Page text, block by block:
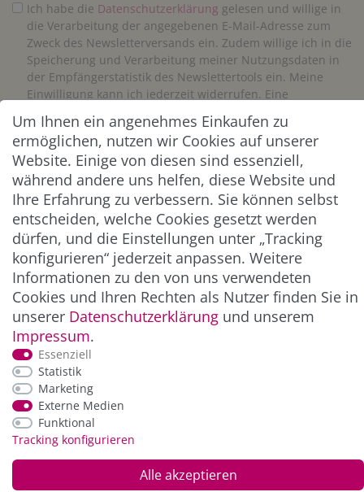
Ich habe die Daten­schutz­erklärung gelesen und willige in
die Verarbeitung der angegebenen E-Mail-Adresse zum
Zweck des Newsletterversands ein. Zudem willige ich in die
Speicherung und Verarbeitung meiner Nutzungsdaten in
der Empfängerstatistik des Newslettertools ein. Meine
Einwilligung kann ich jederzeit widerrufen. Eine
Abonnieren
** Hierbei handelt es sich um ein Pflichtfeld.
ZAHLUNG & VERSAND
*Alle Preise inkl. der gesetzl. MwSt. zzgl.
und Versandkosten
Um Ihnen ein angenehmes Einkaufen zu
ermöglichen, nutzen wir Cookies auf unserer
Website. Einige von diesen sind essenziell,
während andere uns helfen, diese Website und
Ihre Erfahrung zu verbessern. Sie können selbst
entscheiden, welche Cookies gesetzt werden
dürfen, und die Einstellungen unter „Tracking
konfigurieren“ jederzeit anpassen. Weitere
Informationen zu den von uns verwendeten
Cookies und Ihren Rechten als Nutzer finden Sie in
unserer Daten­schutz­erklärung und unserem
Impressum.
Essenziell
Statistik
Marketing
Externe Medien
Funktional
Tracking konfigurieren
Alle akzeptieren
© Copyright 2026 Alle Rechte vorbehalten. |